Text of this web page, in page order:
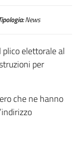
News
elettorale al
per
che ne hanno